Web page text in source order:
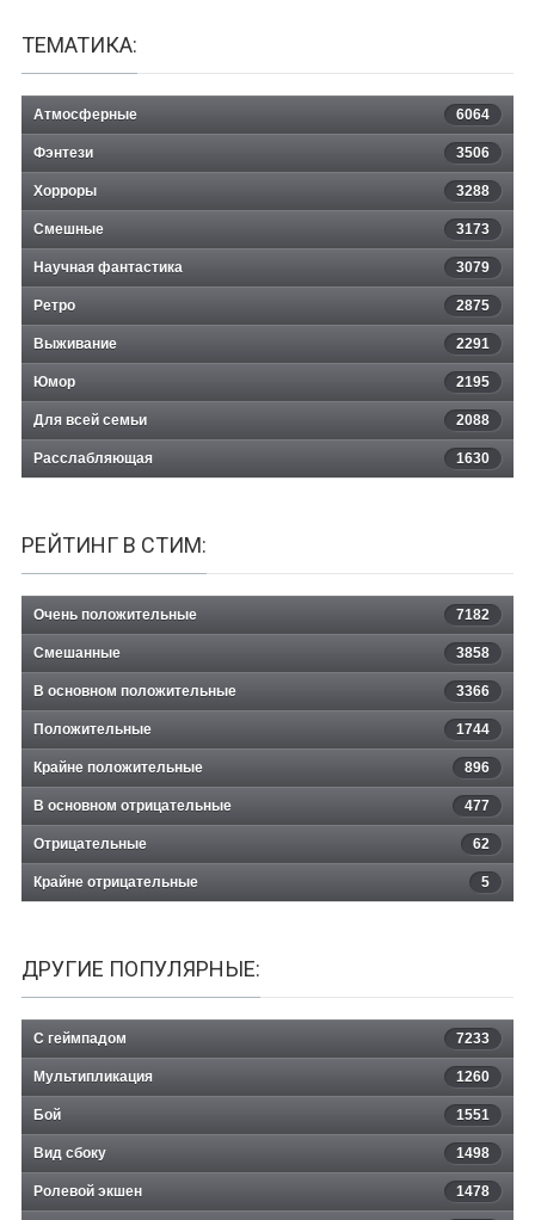
ТЕМАТИКА:
Атмосферные 6064
Фэнтези 3506
Хорроры 3288
Смешные 3173
Научная фантастика 3079
Ретро 2875
Выживание 2291
Юмор 2195
Для всей семьи 2088
Расслабляющая 1630
РЕЙТИНГ В СТИМ:
Очень положительные 7182
Смешанные 3858
В основном положительные 3366
Положительные 1744
Крайне положительные 896
В основном отрицательные 477
Отрицательные 62
Крайне отрицательные 5
ДРУГИЕ ПОПУЛЯРНЫЕ:
С геймпадом 7233
Мультипликация 1260
Бой 1551
Вид сбоку 1498
Ролевой экшен 1478